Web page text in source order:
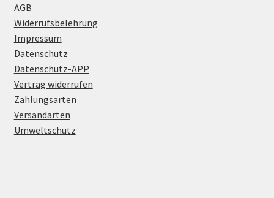
AGB
Widerrufsbelehrung
Impressum
Datenschutz
Datenschutz-APP
Vertrag widerrufen
Zahlungsarten
Versandarten
Umweltschutz